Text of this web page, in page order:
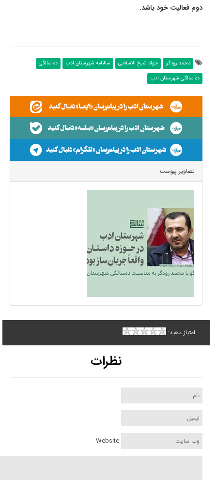
دوم فعالیت خود باشد.
محمد رودگر جواد شیخ الاسلامی سالنامه شهرستان ادب
ده سالگی
ده سالگی شهرستان ادب
تصاویر پیوست
امتیاز دهید:
نظرات
Website